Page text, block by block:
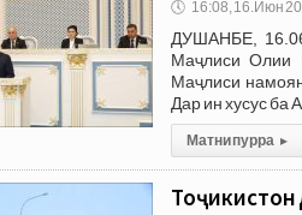
🕔 16:08, 16.Июн
ДУШАНБЕ,
Маҷлиси Олии
Маҷлиси
Дар ин хусус
Матни пурра ▸
Тоҷикистон